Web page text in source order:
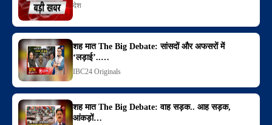
देश
शह मात The Big Debate: सांसदों और अफसरों में
‘लड़ाई’..…
IBC24 Originals
शह मात The Big Debate: वाह सड़क.. आह सड़क,
आंकड़ों…